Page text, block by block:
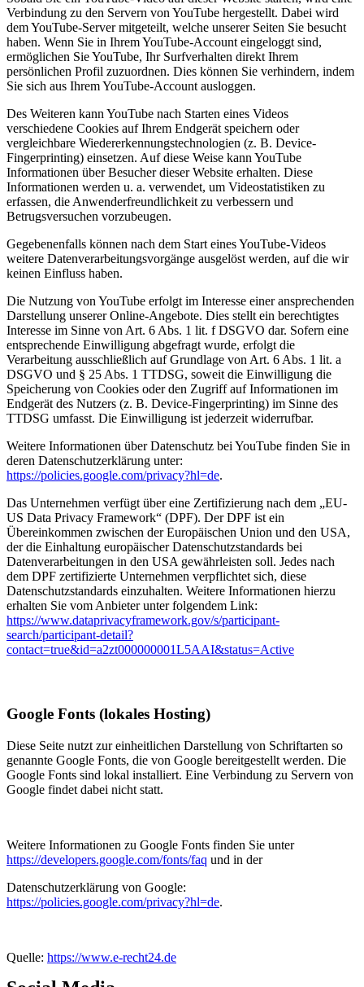
Verbindung zu den Servern von YouTube hergestellt. Dabei wird
dem YouTube-Server mitgeteilt, welche unserer Seiten Sie besucht
haben. Wenn Sie in Ihrem YouTube-Account eingeloggt sind,
ermöglichen Sie YouTube, Ihr Surfverhalten direkt Ihrem
persönlichen Profil zuzuordnen. Dies können Sie verhindern, indem
Sie sich aus Ihrem YouTube-Account ausloggen.
Des Weiteren kann YouTube nach Starten eines Videos
verschiedene Cookies auf Ihrem Endgerät speichern oder
vergleichbare Wiedererkennungstechnologien (z. B. Device-
Fingerprinting) einsetzen. Auf diese Weise kann YouTube
Informationen über Besucher dieser Website erhalten. Diese
Informationen werden u. a. verwendet, um Videostatistiken zu
erfassen, die Anwenderfreundlichkeit zu verbessern und
Betrugsversuchen vorzubeugen.
Gegebenenfalls können nach dem Start eines YouTube-Videos
weitere Datenverarbeitungsvorgänge ausgelöst werden, auf die wir
keinen Einfluss haben.
Die Nutzung von YouTube erfolgt im Interesse einer ansprechenden
Darstellung unserer Online-Angebote. Dies stellt ein berechtigtes
Interesse im Sinne von Art. 6 Abs. 1 lit. f DSGVO dar. Sofern eine
entsprechende Einwilligung abgefragt wurde, erfolgt die
Verarbeitung ausschließlich auf Grundlage von Art. 6 Abs. 1 lit. a
DSGVO und § 25 Abs. 1 TTDSG, soweit die Einwilligung die
Speicherung von Cookies oder den Zugriff auf Informationen im
Endgerät des Nutzers (z. B. Device-Fingerprinting) im Sinne des
TTDSG umfasst. Die Einwilligung ist jederzeit widerrufbar.
Weitere Informationen über Datenschutz bei YouTube finden Sie in
deren Datenschutzerklärung unter:
https://policies.google.com/privacy?hl=de.
Das Unternehmen verfügt über eine Zertifizierung nach dem „EU-
US Data Privacy Framework“ (DPF). Der DPF ist ein
Übereinkommen zwischen der Europäischen Union und den USA,
der die Einhaltung europäischer Datenschutzstandards bei
Datenverarbeitungen in den USA gewährleisten soll. Jedes nach
dem DPF zertifizierte Unternehmen verpflichtet sich, diese
Datenschutzstandards einzuhalten. Weitere Informationen hierzu
erhalten Sie vom Anbieter unter folgendem Link:
https://www.dataprivacyframework.gov/s/participant-
search/participant-detail?
contact=true&id=a2zt000000001L5AAI&status=Active
Google Fonts (lokales Hosting)
Diese Seite nutzt zur einheitlichen Darstellung von Schriftarten so
genannte Google Fonts, die von Google bereitgestellt werden. Die
Google Fonts sind lokal installiert. Eine Verbindung zu Servern von
Google findet dabei nicht statt.
Weitere Informationen zu Google Fonts finden Sie unter
https://developers.google.com/fonts/faq und in der
Datenschutzerklärung von Google:
https://policies.google.com/privacy?hl=de.
Quelle: https://www.e-recht24.de